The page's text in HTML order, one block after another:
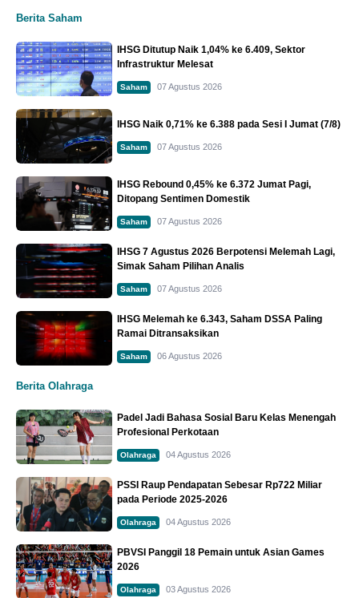
Berita Saham
IHSG Ditutup Naik 1,04% ke 6.409, Sektor
Infrastruktur Melesat
Saham 07 Agustus 2026
IHSG Naik 0,71% ke 6.388 pada Sesi I Jumat (7/8)
Saham 07 Agustus 2026
IHSG Rebound 0,45% ke 6.372 Jumat Pagi,
Ditopang Sentimen Domestik
Saham 07 Agustus 2026
IHSG 7 Agustus 2026 Berpotensi Melemah Lagi,
Simak Saham Pilihan Analis
Saham 07 Agustus 2026
IHSG Melemah ke 6.343, Saham DSSA Paling
Ramai Ditransaksikan
Saham 06 Agustus 2026
Berita Olahraga
Padel Jadi Bahasa Sosial Baru Kelas Menengah
Profesional Perkotaan
Olahraga 04 Agustus 2026
PSSI Raup Pendapatan Sebesar Rp722 Miliar
pada Periode 2025-2026
Olahraga 04 Agustus 2026
PBVSI Panggil 18 Pemain untuk Asian Games
2026
Olahraga 03 Agustus 2026